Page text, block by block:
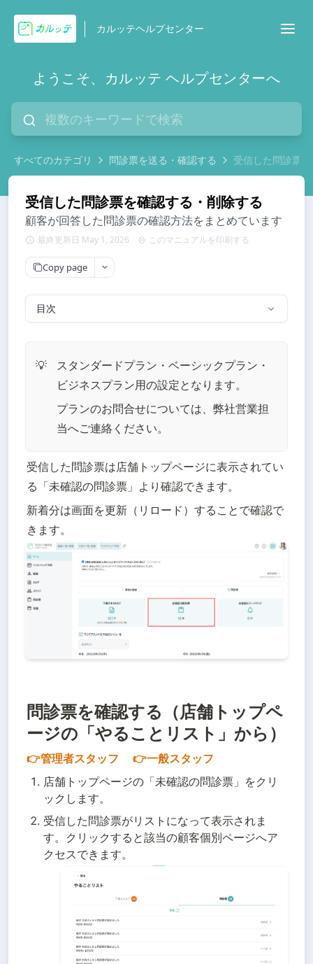
カルッテヘルプセンター
ようこそ、カルッテ ヘルプセンターへ
すべてのカテゴリ 問診票を送る・確認する 受信した問診票
受信した問診票を確認する・削除する
顧客が回答した問診票の確認方法をまとめています
最終更新日 May 1, 2026 このマニュアルを印刷する
Copy page
目次
💡
スタンダードプラン・ベーシックプラン・
ビジネスプラン用の設定となります。
プランのお問合せについては、弊社営業担
当へご連絡ください。
受信した問診票は店舗トップページに表示されてい
る「未確認の問診票」より確認できます。
新着分は画面を更新（リロード）することで確認で
きます。
問診票を確認する（店舗トップペ
ージの「やることリスト」から）
👉管理者スタッフ 　👉一般スタッフ
店舗トップページの「未確認の問診票」をクリ
ックします。
受信した問診票がリストになって表示されま
す。クリックすると該当の顧客個別ページへア
クセスできます。